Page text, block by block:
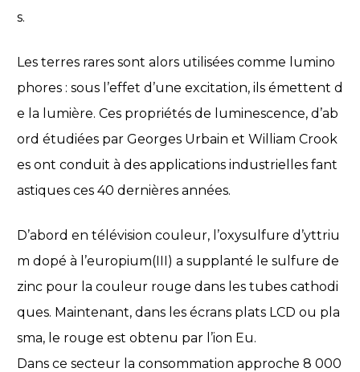
s.
Les terres rares sont alors utilisées comme lumino
phores : sous l’effet d’une excitation, ils émettent d
e la lumière. Ces propriétés de luminescence, d’ab
ord étudiées par Georges Urbain et William Crook
es ont conduit à des applications industrielles fant
astiques ces 40 dernières années.
D’abord en télévision couleur, l’oxysulfure d’yttriu
m dopé à l’europium(III) a supplanté le sulfure de
zinc pour la couleur rouge dans les tubes cathodi
ques. Maintenant, dans les écrans plats LCD ou pla
sma, le rouge est obtenu par l’ion Eu.
Dans ce secteur la consommation approche 8 000